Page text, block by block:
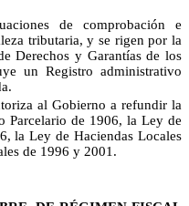
de comprobación e
tributaria, y se rigen por la
Derechos y Garantías de los
un Registro administrativo
al Gobierno a refundir la
Parcelario de 1906, la Ley de
la Ley de Haciendas Locales
de 1996 y 2001.